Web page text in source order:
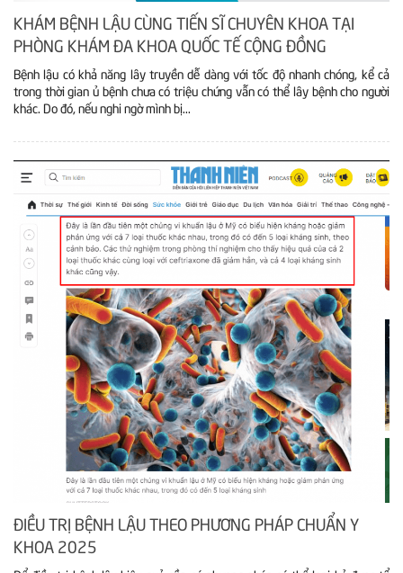
KHÁM BỆNH LẬU CÙNG TIẾN SĨ CHUYÊN KHOA TẠI
PHÒNG KHÁM ĐA KHOA QUỐC TẾ CỘNG ĐỒNG
Bệnh lậu có khả năng lây truyền dễ dàng với tốc độ nhanh chóng, kể cả
trong thời gian ủ bệnh chưa có triệu chứng vẫn có thể lây bệnh cho người
khác. Do đó, nếu nghi ngờ mình bị...
ĐIỀU TRỊ BỆNH LẬU THEO PHƯƠNG PHÁP CHUẨN Y
KHOA 2025